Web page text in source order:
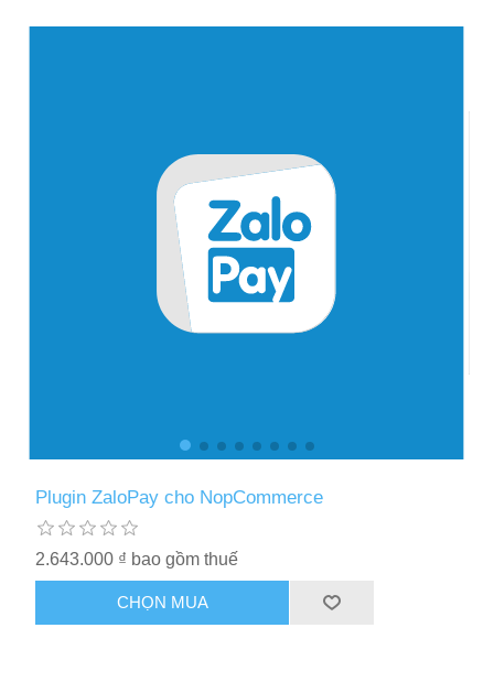
Plugin ZaloPay cho NopCommerce
2.643.000 ₫ bao gồm thuế
CHỌN MUA